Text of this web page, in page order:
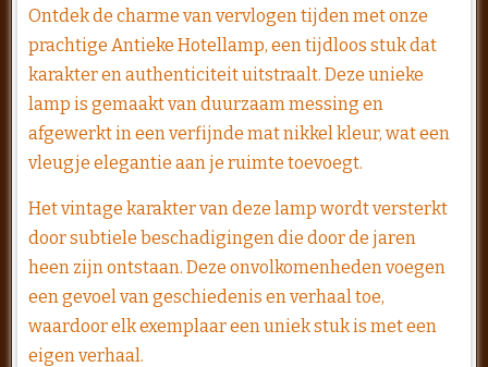
Ontdek de charme van vervlogen tijden met onze
prachtige Antieke Hotellamp, een tijdloos stuk dat
karakter en authenticiteit uitstraalt. Deze unieke
lamp is gemaakt van duurzaam messing en
afgewerkt in een verfijnde mat nikkel kleur, wat een
vleugje elegantie aan je ruimte toevoegt.
Het vintage karakter van deze lamp wordt versterkt
door subtiele beschadigingen die door de jaren
heen zijn ontstaan. Deze onvolkomenheden voegen
een gevoel van geschiedenis en verhaal toe,
waardoor elk exemplaar een uniek stuk is met een
eigen verhaal.